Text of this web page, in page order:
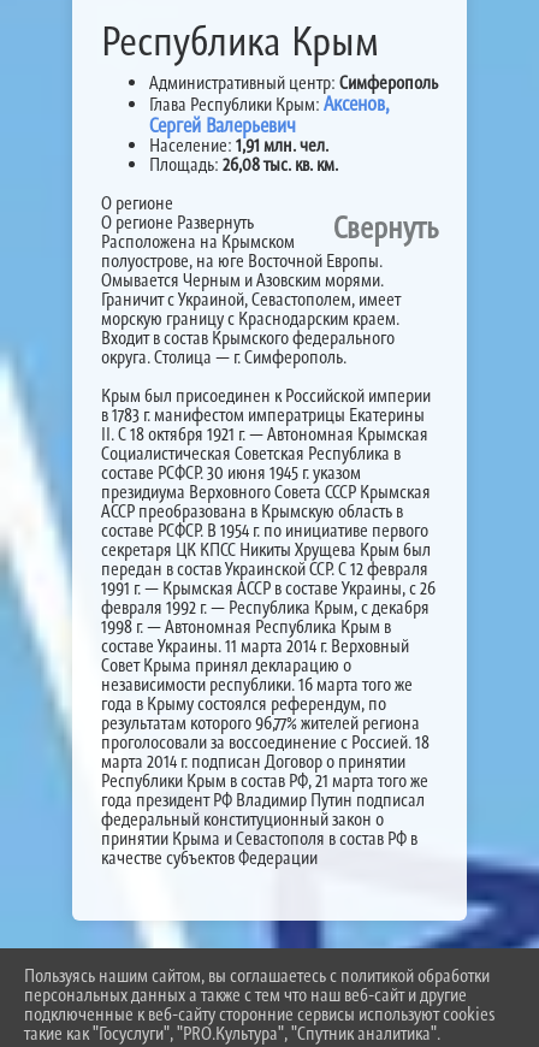
Республика Крым
Административный центр: Симферополь
Глава Республики Крым: Аксенов,
Сергей Валерьевич
Население: 1,91 млн. чел.
Площадь: 26,08 тыс. кв. км.
О регионе
О регионе Развернуть Свернуть
Расположена на Крымском
полуострове, на юге Восточной Европы.
Омывается Черным и Азовским морями.
Граничит с Украиной, Севастополем, имеет
морскую границу с Краснодарским краем.
Входит в состав Крымского федерального
округа. Столица — г. Симферополь.
Крым был присоединен к Российской империи
в 1783 г. манифестом императрицы Екатерины
II. С 18 октября 1921 г. — Автономная Крымская
Социалистическая Советская Республика в
составе РСФСР. 30 июня 1945 г. указом
президиума Верховного Совета СССР Крымская
АССР преобразована в Крымскую область в
составе РСФСР. В 1954 г. по инициативе первого
секретаря ЦК КПСС Никиты Хрущева Крым был
передан в состав Украинской ССР. С 12 февраля
1991 г. — Крымская АССР в составе Украины, с 26
февраля 1992 г. — Республика Крым, с декабря
1998 г. — Автономная Республика Крым в
составе Украины. 11 марта 2014 г. Верховный
Совет Крыма принял декларацию о
независимости республики. 16 марта того же
года в Крыму состоялся референдум, по
результатам которого 96,77% жителей региона
проголосовали за воссоединение с Россией. 18
марта 2014 г. подписан Договор о принятии
Республики Крым в состав РФ, 21 марта того же
года президент РФ Владимир Путин подписал
федеральный конституционный закон о
принятии Крыма и Севастополя в состав РФ в
качестве субъектов Федерации
2026 Г. BEL-SCHOOL3.RU
ВХОД
КАРТА САЙТА
Пользуясь нашим сайтом, вы соглашаетесь с политикой обработки
персональных данных а также с тем что наш веб-сайт и другие
подключенные к веб-сайту сторонние сервисы используют cookies
такие как "Госуслуги", "PRO.Культура", "Спутник аналитика".